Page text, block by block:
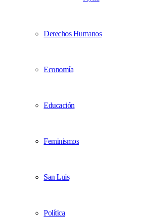
Derechos Humanos
Economía
Educación
Feminismos
San Luis
Política